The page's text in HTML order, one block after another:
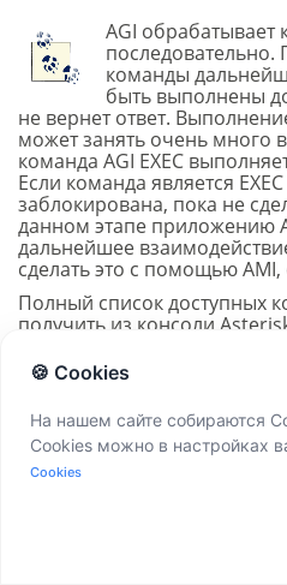
AGI обрабатывает
команды
быть выполнены
не вернет ответ.
может занять очень много
команда AGI EXEC
Если команда является
заблокирована, пока не
данном этапе приложению
дальнейшее
сделать это с помощью
Полный список доступных
получить из консоли
2. Чтобы получить более
конкретной команде AGI,
информацию для любых
командой, используйте
topic<COMMAND >.
встроенную документацию
🍪 Cookies
На нашем сайте собираются
Cookies можно в настройках
Cookies